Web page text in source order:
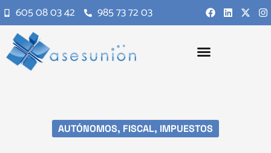
605 08 03 42 985 73 72 03
AUTÓNOMOS, FISCAL, IMPUESTOS